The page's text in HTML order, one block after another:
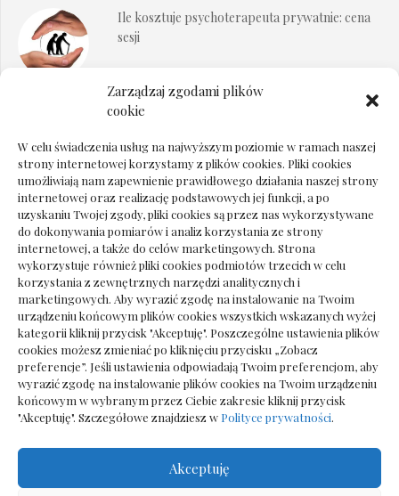
Zarządzaj zgodami plików
cookie
W celu świadczenia usług na najwyższym poziomie w ramach naszej
strony internetowej korzystamy z plików cookies. Pliki cookies
umożliwiają nam zapewnienie prawidłowego działania naszej strony
internetowej oraz realizację podstawowych jej funkcji, a po
uzyskaniu Twojej zgody, pliki cookies są przez nas wykorzystywane
do dokonywania pomiarów i analiz korzystania ze strony
internetowej, a także do celów marketingowych. Strona
wykorzystuje również pliki cookies podmiotów trzecich w celu
korzystania z zewnętrznych narzędzi analitycznych i
marketingowych. Aby wyrazić zgodę na instalowanie na Twoim
urządzeniu końcowym plików cookies wszystkich wskazanych wyżej
kategorii kliknij przycisk "Akceptuję". Poszczególne ustawienia plików
cookies możesz zmieniać po kliknięciu przycisku „Zobacz
preferencje”. Jeśli ustawienia odpowiadają Twoim preferencjom, aby
wyrazić zgodę na instalowanie plików cookies na Twoim urządzeniu
końcowym w wybranym przez Ciebie zakresie kliknij przycisk
"Akceptuję". Szczegółowe znajdziesz w Polityce prywatności.
Akceptuję
Ile kosztuje psychoterapeuta prywatnie: cena
sesji
Dokumenty do odbioru przy zmianie biura
Deska podłogowa do salonu: jak wybrać bez
pośpiechu